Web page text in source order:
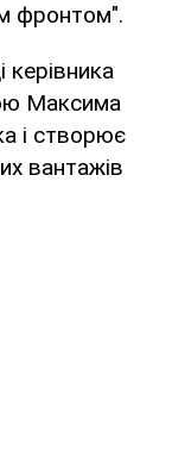
фронтом".
керівника
Максима
і створює
вантажів